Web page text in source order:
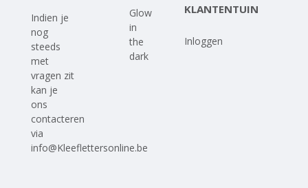
Indien je
nog
steeds
met
vragen zit
kan je
ons
contacteren
via
info@Kleeflettersonline.be
Glow
in
the
dark
KLANTENTUIN
Inloggen